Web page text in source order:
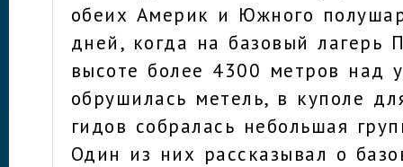
обеих Америк и Южного
дней, когда на базовый лагерь
высоте более 4300 метров над
обрушилась метель, в куполе
гидов собралась небольшая
Один из них рассказывал о